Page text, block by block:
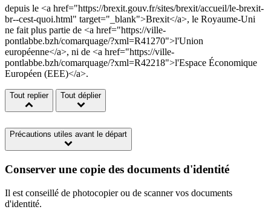
depuis le <a href="https://brexit.gouv.fr/sites/brexit/accueil/le-brexit-
br--cest-quoi.html" target="_blank">Brexit</a>, le Royaume-Uni
ne fait plus partie de <a href="https://ville-
pontlabbe.bzh/comarquage/?xml=R41270">l'Union
européenne</a>, ni de <a href="https://ville-
pontlabbe.bzh/comarquage/?xml=R42218">l'Espace Économique
Européen (EEE)</a>.
Tout replier Tout déplier
Précautions utiles avant le départ
Conserver une copie des documents d'identité
Il est conseillé de photocopier ou de scanner vos documents
d'identité.